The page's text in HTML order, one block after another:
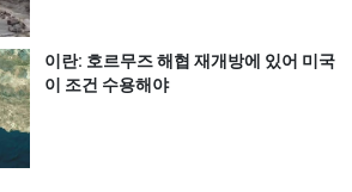
이란: 호르무즈 해협 재개방에 있어 미국
이 조건 수용해야